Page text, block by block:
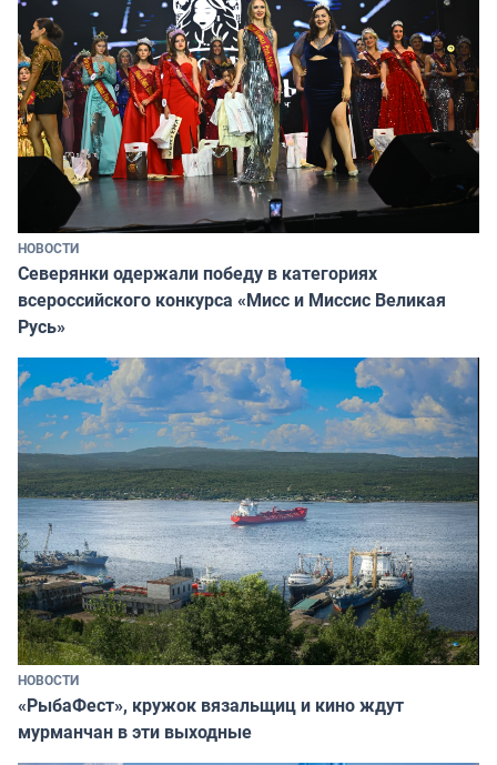
НОВОСТИ
Северянки одержали победу в категориях
всероссийского конкурса «Мисс и Миссис Великая
Русь»
НОВОСТИ
«РыбаФест», кружок вязальщиц и кино ждут
мурманчан в эти выходные